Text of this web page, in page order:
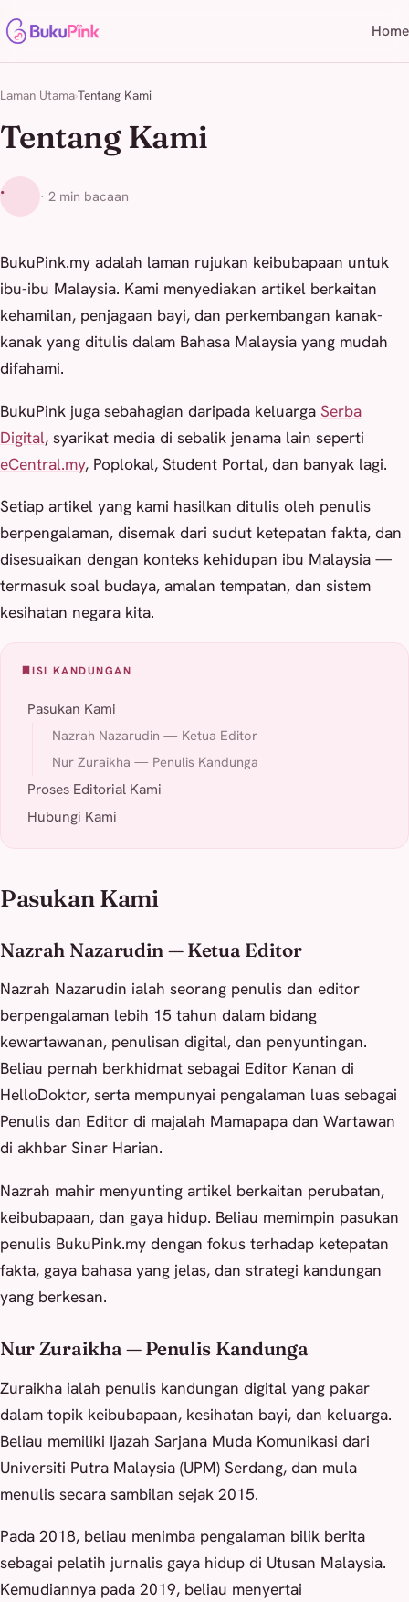
Home
Laman UtamaTentang Kami
Tentang Kami
· · 2 min bacaan
BukuPink.my adalah laman rujukan keibubapaan untuk
ibu-ibu Malaysia. Kami menyediakan artikel berkaitan
kehamilan, penjagaan bayi, dan perkembangan kanak-
kanak yang ditulis dalam Bahasa Malaysia yang mudah
difahami.
BukuPink juga sebahagian daripada keluarga Serba
Digital, syarikat media di sebalik jenama lain seperti
eCentral.my, Poplokal, Student Portal, dan banyak lagi.
Setiap artikel yang kami hasilkan ditulis oleh penulis
berpengalaman, disemak dari sudut ketepatan fakta, dan
disesuaikan dengan konteks kehidupan ibu Malaysia —
termasuk soal budaya, amalan tempatan, dan sistem
kesihatan negara kita.
ISI KANDUNGAN
Pasukan Kami
Nazrah Nazarudin — Ketua Editor
Nur Zuraikha — Penulis Kandunga
Proses Editorial Kami
Hubungi Kami
Pasukan Kami
Nazrah Nazarudin — Ketua Editor
Nazrah Nazarudin ialah seorang penulis dan editor
berpengalaman lebih 15 tahun dalam bidang
kewartawanan, penulisan digital, dan penyuntingan.
Beliau pernah berkhidmat sebagai Editor Kanan di
HelloDoktor, serta mempunyai pengalaman luas sebagai
Penulis dan Editor di majalah Mamapapa dan Wartawan
di akhbar Sinar Harian.
Nazrah mahir menyunting artikel berkaitan perubatan,
keibubapaan, dan gaya hidup. Beliau memimpin pasukan
penulis BukuPink.my dengan fokus terhadap ketepatan
fakta, gaya bahasa yang jelas, dan strategi kandungan
yang berkesan.
Nur Zuraikha — Penulis Kandunga
Zuraikha ialah penulis kandungan digital yang pakar
dalam topik keibubapaan, kesihatan bayi, dan keluarga.
Beliau memiliki Ijazah Sarjana Muda Komunikasi dari
Universiti Putra Malaysia (UPM) Serdang, dan mula
menulis secara sambilan sejak 2015.
Pada 2018, beliau menimba pengalaman bilik berita
sebagai pelatih jurnalis gaya hidup di Utusan Malaysia.
Kemudiannya pada 2019, beliau menyertai